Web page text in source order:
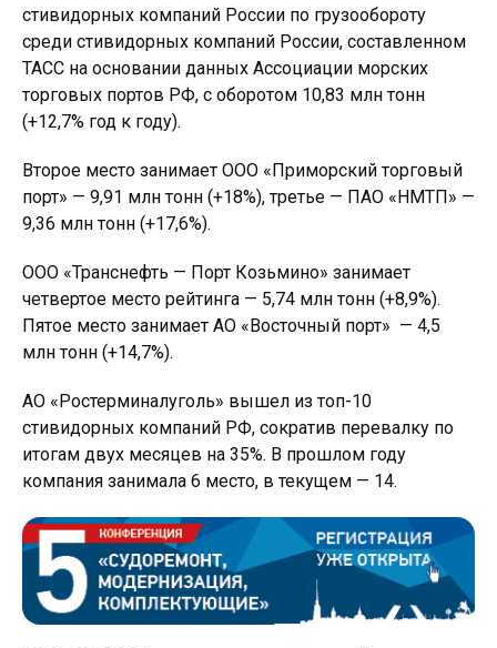
стивидорных компаний России по грузообороту
среди стивидорных компаний России, составленном
ТАСС на основании данных Ассоциации морских
торговых портов РФ, с оборотом 10,83 млн тонн
(+12,7% год к году).
Второе место занимает ООО «Приморский торговый
порт» — 9,91 млн тонн (+18%), третье — ПАО «НМТП» —
9,36 млн тонн (+17,6%).
ООО «Транснефть — Порт Козьмино» занимает
четвертое место рейтинга — 5,74 млн тонн (+8,9%).
Пятое место занимает АО «Восточный порт» — 4,5
млн тонн (+14,7%).
АО «Ростерминалуголь» вышел из топ-10
стивидорных компаний РФ, сократив перевалку по
итогам двух месяцев на 35%. В прошлом году
компания занимала 6 место, в текущем — 14.